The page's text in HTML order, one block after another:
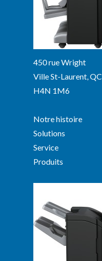
450 rue Wright
Ville St-Laurent, QC
H4N 1M6
Notre histoire
Solutions
Service
Produits